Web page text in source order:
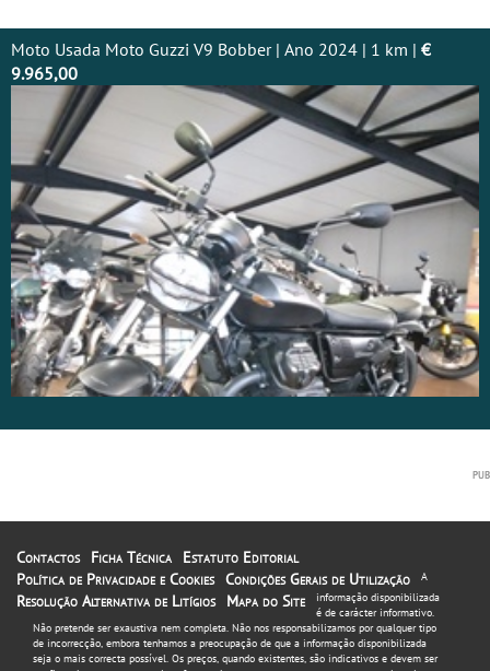
Moto Usada Moto Guzzi V9 Bobber | Ano 2024 | 1 km | €
9.965,00
Contactos Ficha Técnica
Estatuto Editorial
Política de Privacidade e Cookies Condições Gerais de Utilização
Resolução Alternativa de Litígios
Mapa do Site
A
informação disponibilizada
é de carácter informativo.
Não pretende ser exaustiva nem completa. Não nos responsabilizamos por qualquer tipo
de incorrecção, embora tenhamos a preocupação de que a informação disponibilizada
seja o mais correcta possível. Os preços, quando existentes, são indicativos e devem ser